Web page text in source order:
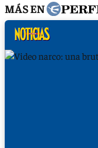
MÁS EN